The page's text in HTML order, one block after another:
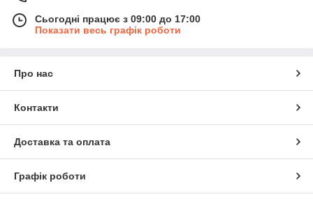
Сьогодні працює з 09:00 до 17:00
Показати весь графік роботи
Про нас
Контакти
Доставка та оплата
Графік роботи